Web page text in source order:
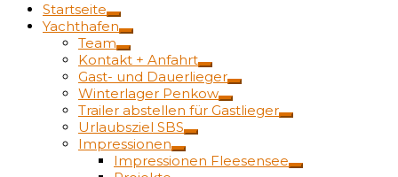
Startseite
Yachthafen
Team
Kontakt + Anfahrt
Gast- und Dauerlieger
Winterlager Penkow
Trailer abstellen für Gastlieger
Urlaubsziel SBS
Impressionen
Impressionen Fleesensee